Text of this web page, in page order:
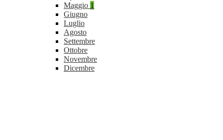
Maggio 1
Giugno
Luglio
Agosto
Settembre
Ottobre
Novembre
Dicembre